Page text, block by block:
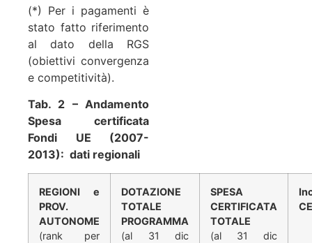
(*) Per i pagamenti è
stato fatto riferimento
al dato della RGS
(obiettivi convergenza
e competitività).
Tab. 2 – Andamento
Spesa certificata
Fondi UE (2007-
2013): dati regionali
REGIONI e
PROV.
AUTONOME
(rank per
DOTAZIONE
TOTALE
PROGRAMMA
(al 31 dic
SPESA
CERTIFICATA
TOTALE
(al 31 dic